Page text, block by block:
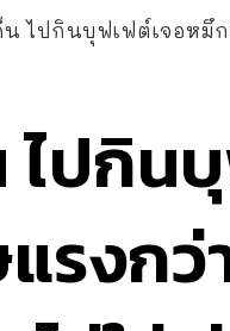
นบุฟเฟต์เจอหมึกที่เหมือนบลูริง (พิษ
ไปกิน
งกว่